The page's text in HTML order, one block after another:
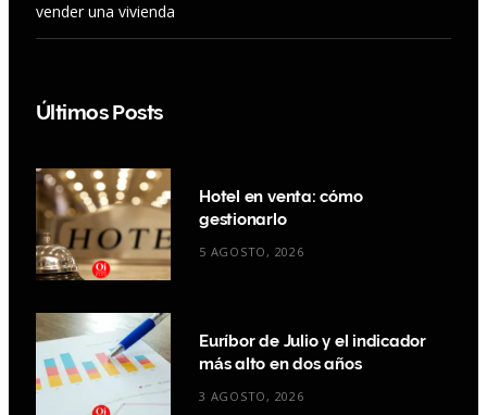
vender una vivienda
Últimos Posts
Hotel en venta: cómo
gestionarlo
5 AGOSTO, 2026
Euríbor de Julio y el indicador
más alto en dos años
3 AGOSTO, 2026